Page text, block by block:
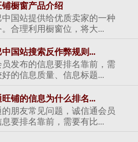
橱窗产品介绍
中国站提供给优质卖家的一种
合理利用橱窗位，将大...
中国站搜索反作弊规则...
发布的信息要排名靠前，需
的信息质量、信息标题...
铺的信息为什么排名...
朋友常见问题，诚信通会员
要排名靠前，需要有比...